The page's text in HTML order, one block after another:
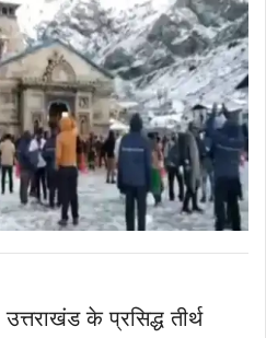
उत्तराखंड के प्रसिद्ध तीर्थ